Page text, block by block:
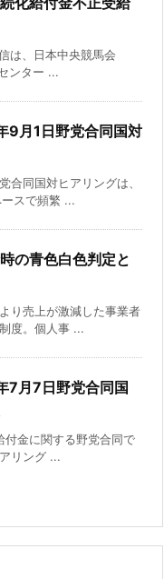
は、日本中央競馬会
ンター ...
9月1日野党合同国対
合同国対ヒアリングは、
スで頻繁 ...
の青色白色判定と
り売上が激減した事業者
度。個人事 ...
7月7日野党合同国
金に関する野党合同で
リング ...